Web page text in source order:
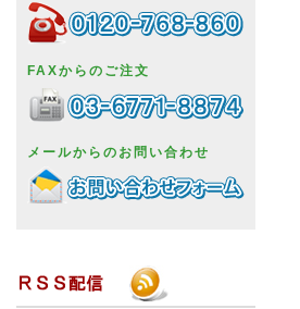
FAXからのご注文
メールからのお問い合わせ